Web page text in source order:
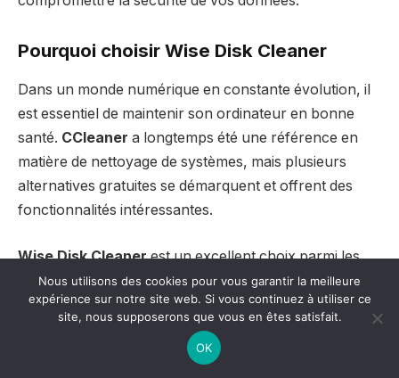
Pourquoi choisir Wise Disk Cleaner
Dans un monde numérique en constante évolution, il
est essentiel de maintenir son ordinateur en bonne
santé. CCleaner a longtemps été une référence en
matière de nettoyage de systèmes, mais plusieurs
alternatives gratuites se démarquent et offrent des
fonctionnalités intéressantes.
Wise Disk Cleanerest un excellent choix parmi les
alternatives gratuites à CCleaner. Cet outil est conçu
pour libérer de l’espace sur votre disque dur en
supprimant les fichiers inutiles. Il est intuitif et propose
une interface conviviale, rendant le nettoyage de
Nous utilisons des cookies pour vous garantir la meilleure
expérience sur notre site web. Si vous continuez à utiliser ce
site, nous supposerons que vous en êtes satisfait.
OK